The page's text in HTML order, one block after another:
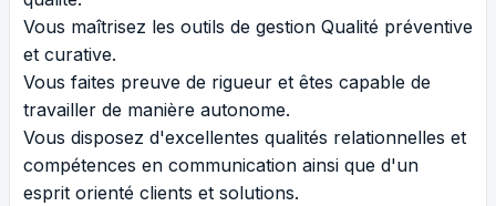
Vous maîtrisez les outils de gestion Qualité préventive
et curative.
Vous faites preuve de rigueur et êtes capable de
travailler de manière autonome.
Vous disposez d'excellentes qualités relationnelles et
compétences en communication ainsi que d'un
esprit orienté clients et solutions.